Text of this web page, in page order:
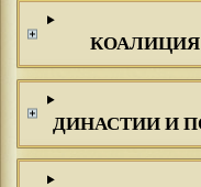
КОАЛИЦИЯ
ДИНАСТИИ И